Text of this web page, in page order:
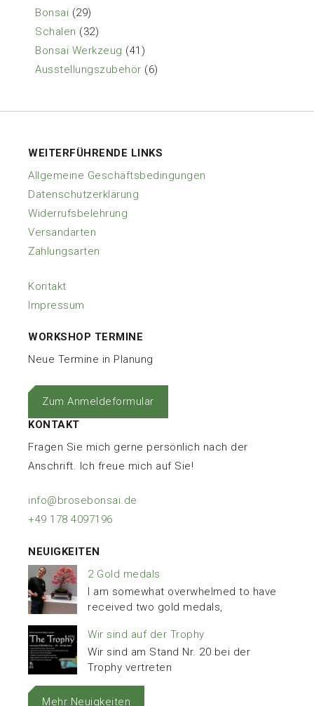
Bonsai 2929
Produkte
Schalen 3232
Produkte
Bonsai Werkzeug 41 41
Produkte
Ausstellungszubehör 66
WEITERFÜHRENDE LINKS
Allgemeine Geschäftsbedingungen
Datenschutzerklärung
Widerrufsbelehrung
Versandarten
Zahlungsarten
Kontakt
Impressum
WORKSHOP TERMINE
Neue Termine in Planung
Zum Anmeldeformular
KONTAKT
Fragen Sie mich gerne persönlich nach der
Anschrift. Ich freue mich auf Sie!
info@brosebonsai.de
+49 178 4097196
NEUIGKEITEN
2 Gold medals
I am somewhat overwhelmed to have
received two gold medals,
Wir sind auf der Trophy
Wir sind am Stand Nr. 20 bei der
Trophy vertreten
Mehr Neuigkeiten